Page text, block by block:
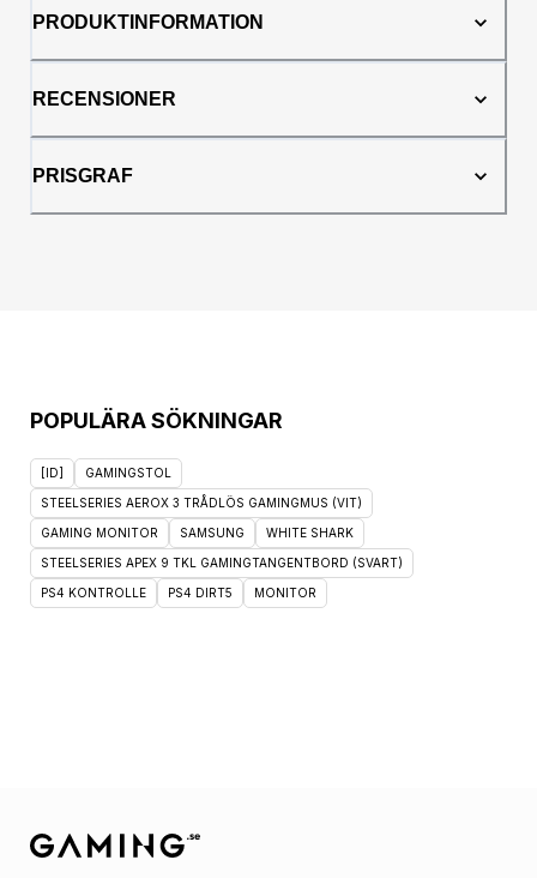
PRODUKTINFORMATION
RECENSIONER
PRISGRAF
POPULÄRA SÖKNINGAR
[ID] GAMINGSTOL
STEELSERIES AEROX 3 TRÅDLÖS GAMINGMUS (VIT)
GAMING MONITOR SAMSUNG WHITE SHARK
STEELSERIES APEX 9 TKL GAMINGTANGENTBORD (SVART)
PS4 KONTROLLE PS4 DIRT5 MONITOR